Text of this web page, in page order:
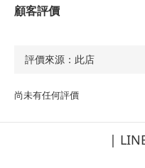
顧客評價
尚未有任何評價
|